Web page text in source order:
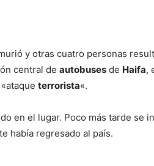
y otras cuatro personas
central de autobuses de Haifa,
terrorista«.
en el lugar. Poco más tarde se
había regresado al país.